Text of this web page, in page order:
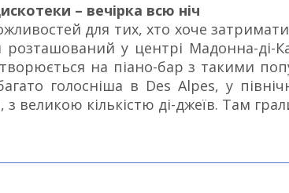
– вечірка всю ніч
для тих, хто хоче
розташований у центрі Мадонна-ді-
на піано-бар з такими
голосніша в Des Alpes, у
великою кількістю ді-джеїв. Там